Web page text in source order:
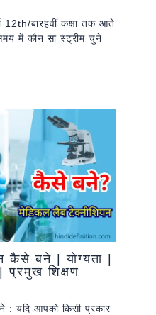
12th/बारहवीं कक्षा तक आते
में कौन सा स्ट्रीम चुने
कैसे बने | योग्यता |
प्रमुख शिक्षण
यदि आपको किसी प्रकार